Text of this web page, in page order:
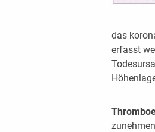
das
erfasst